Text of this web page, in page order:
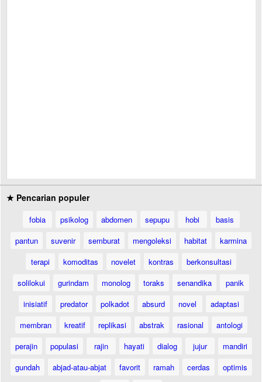
★ Pencarian populer
fobia psikolog abdomen sepupu hobi
basis
pantun
suvenir semburat mengoleksi habitat
karmina
terapi
komoditas novelet kontras
berkonsultasi
solilokui
gurindam monolog toraks senandika
panik
inisiatif
predator polkadot absurd novel
adaptasi
membran
kreatif replikasi abstrak rasional
antologi
perajin
populasi rajin hayati dialog jujur
mandiri
gundah
abjad-atau-abjat favorit ramah cerdas
optimis